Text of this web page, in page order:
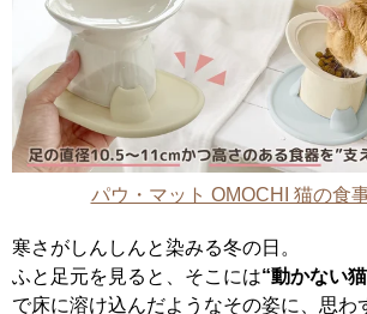
パウ・マット OMOCHI 猫の食
寒さがしんしんと染みる冬の日。
ふと足元を見ると、そこには“動かない
で床に溶け込んだようなその姿に、思わ